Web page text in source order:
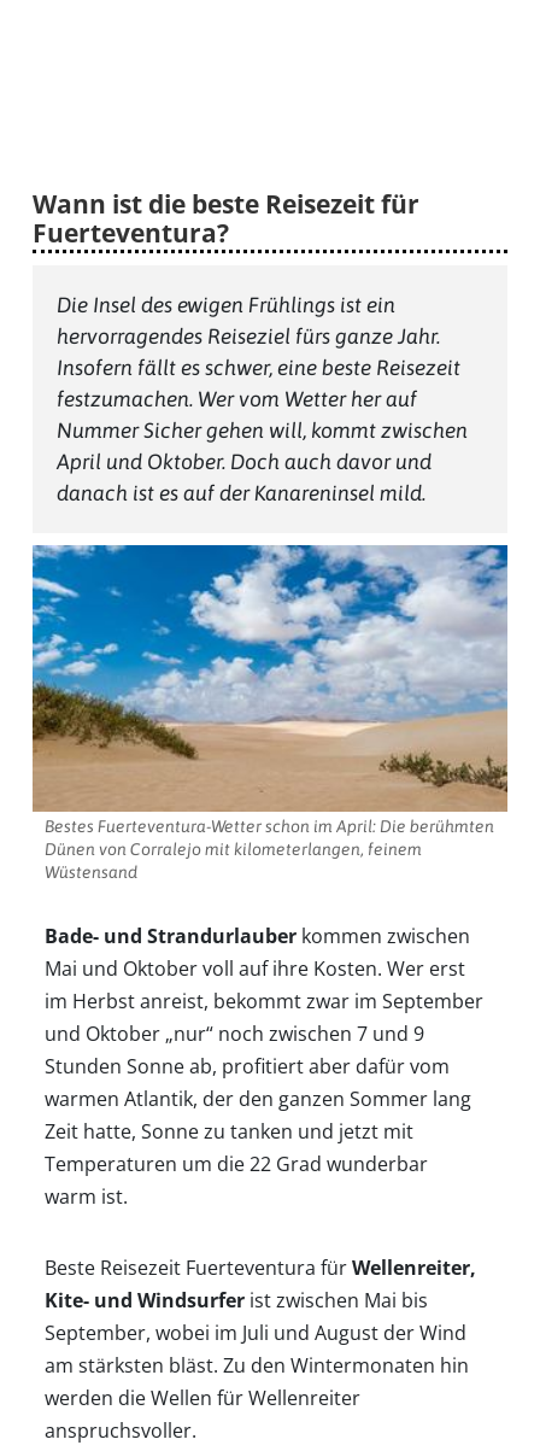
Wann ist die beste Reisezeit für
Fuerteventura?
Die Insel des ewigen Frühlings ist ein
hervorragendes Reiseziel fürs ganze Jahr.
Insofern fällt es schwer, eine beste Reisezeit
festzumachen. Wer vom Wetter her auf
Nummer Sicher gehen will, kommt zwischen
April und Oktober. Doch auch davor und
danach ist es auf der Kanareninsel mild.
Bestes Fuerteventura-Wetter schon im April: Die berühmten
Dünen von Corralejo mit kilometerlangen, feinem
Wüstensand
Bade- und Strandurlauber kommen zwischen
Mai und Oktober voll auf ihre Kosten. Wer erst
im Herbst anreist, bekommt zwar im September
und Oktober „nur“ noch zwischen 7 und 9
Stunden Sonne ab, profitiert aber dafür vom
warmen Atlantik, der den ganzen Sommer lang
Zeit hatte, Sonne zu tanken und jetzt mit
Temperaturen um die 22 Grad wunderbar
warm ist.
Beste Reisezeit Fuerteventura fürWellenreiter,
Kite- und Windsurferist zwischen Mai bis
September, wobei im Juli und August der Wind
am stärksten bläst. Zu den Wintermonaten hin
werden die Wellen für Wellenreiter
anspruchsvoller.